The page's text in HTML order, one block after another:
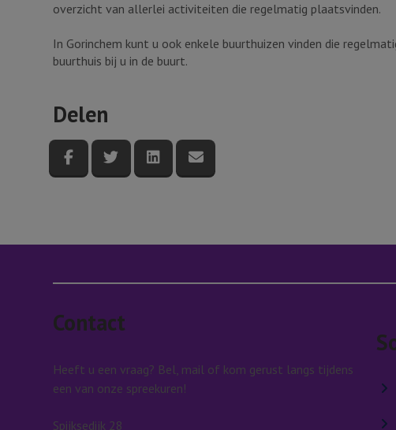
overzicht van allerlei activiteiten die regelmatig plaatsvinden.
In Gorinchem kunt u ook enkele buurthuizen vinden die
buurthuis bij u in de buurt.
Delen
Deel deze pagina via Facebook
Deel deze pagina via Twitter
Deel deze pagina via LinkedIn
Contact
Heeft u een vraag? Bel, mail of kom gerust langs tijdens
een van onze spreekuren!
Spijksedijk 28